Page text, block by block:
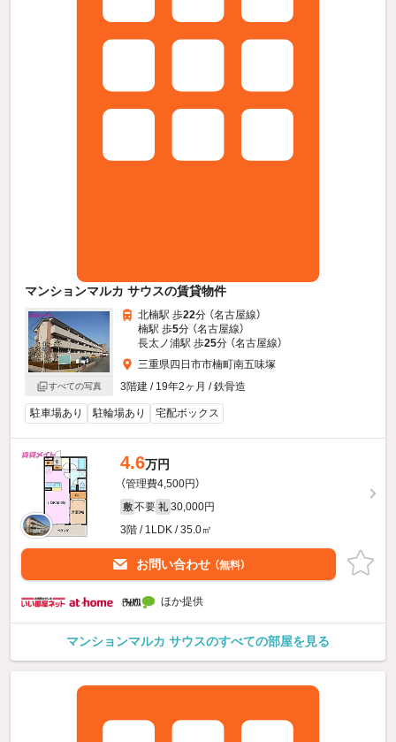
マンションマルカ サウスの賃貸物件
すべての写真
北楠駅 歩22分 （名古屋線）
楠駅 歩5分 （名古屋線）
長太ノ浦駅 歩25分 （名古屋線）
三重県四日市市楠町南五味塚
3階建 / 19年2ヶ月 / 鉄骨造
駐車場あり 駐輪場あり 宅配ボックス
4.6万円
（管理費4,500円）
敷 不要 礼 30,000円
3階 / 1LDK / 35.0㎡
お問い合わせ （無料）
ほか提供
マンションマルカ サウスのすべての部屋を見る